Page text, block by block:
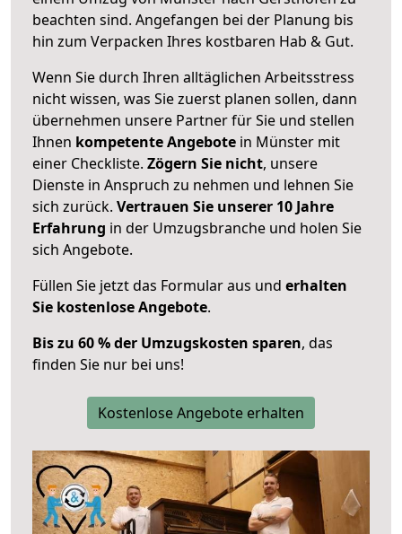
beachten sind. Angefangen bei der Planung bis
hin zum Verpacken Ihres kostbaren Hab & Gut.
Wenn Sie durch Ihren alltäglichen Arbeitsstress
nicht wissen, was Sie zuerst planen sollen, dann
übernehmen unsere Partner für Sie und stellen
Ihnen kompetente Angebote in Münster mit
einer Checkliste. Zögern Sie nicht, unsere
Dienste in Anspruch zu nehmen und lehnen Sie
sich zurück. Vertrauen Sie unserer 10 Jahre
Erfahrung in der Umzugsbranche und holen Sie
sich Angebote.
Füllen Sie jetzt das Formular aus und erhalten
Sie kostenlose Angebote.
Bis zu 60 % der Umzugskosten sparen, das
finden Sie nur bei uns!
Kostenlose Angebote erhalten